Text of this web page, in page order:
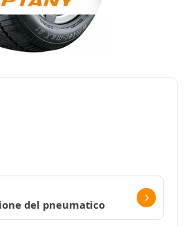
del pneumatico